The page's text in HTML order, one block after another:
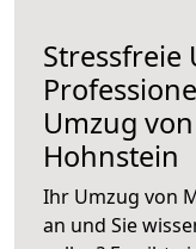
Stressfreie
Umzug
Hohnstein
Ihr Umzug von
an und Sie